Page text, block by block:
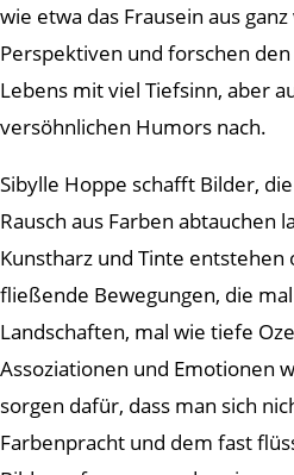
wie etwa das Frausein aus
Perspektiven und forschen
Lebens mit viel Tiefsinn, aber
versöhnlichen Humors nach.
Sibylle Hoppe schafft Bilder,
Rausch aus Farben abtauchen
Kunstharz und Tinte entstehen
fließende Bewegungen, die
Landschaften, mal wie tiefe
Assoziationen und Emotionen
sorgen dafür, dass man sich
Farbenpracht und dem fast